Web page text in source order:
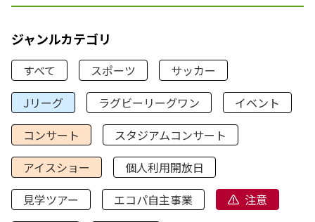
ジャンルカテゴリ
すべて スポーツ
サッカー
Jリーグ
ラグビーリーグワン
イベント
コンサート
スタジアムコンサート
アイスショー
個人利用開放日
見学ツアー
エコパ自主事業
注意